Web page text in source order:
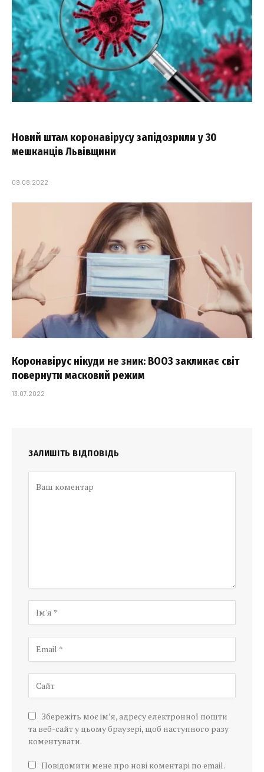
Новий штам коронавірусу запідозрили у 30
мешканців Львівщини
09.08.2022
Коронавірус нікуди не зник: ВООЗ закликає світ
повернути масковий режим
13.07.2022
ЗАЛИШІТЬ ВІДПОВІДЬ
Збережіть моє ім’я, адресу електронної пошти
та веб-сайт у цьому браузері, щоб наступного разу
коментувати.
Повідомити мене про нові коментарі по email.